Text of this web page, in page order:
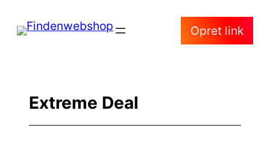
Opret link
Extreme Deal